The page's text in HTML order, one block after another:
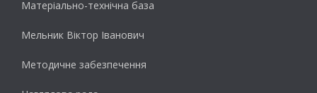
Матеріально-технічна база
Мельник Віктор Іванович
Методичне забезпечення